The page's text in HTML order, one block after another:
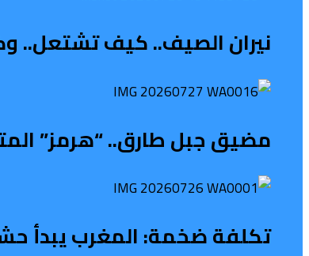
نيران الصيف.. كيف تشتعل..
مضيق جبل طارق.. “هرمز”
تكلفة ضخمة: المغرب يبدأ حشد